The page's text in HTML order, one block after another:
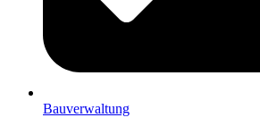
Bauverwaltung